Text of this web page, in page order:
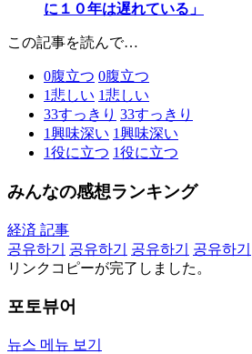
に１０年は遅れている」
この記事を読んで…
0腹立つ 0腹立つ
1悲しい 1悲しい
33すっきり 33すっきり
1興味深い 1興味深い
1役に立つ 1役に立つ
みんなの感想ランキング
経済 記事
공유하기
공유하기 공유하기 공유하기
リンクコピーが完了しました。
포토뷰어
뉴스 메뉴 보기